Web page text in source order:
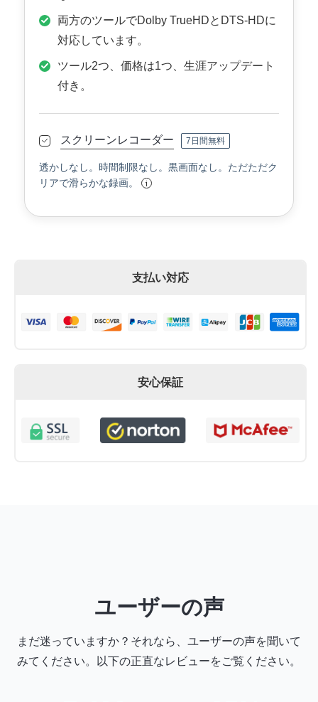
両方のツールでDolby TrueHDとDTS-HDに
対応しています。
ツール2つ、価格は1つ、生涯アップデート
付き。
スクリーンレコーダー 7日間無料
透かしなし。時間制限なし。黒画面なし。ただただク
リアで滑らかな録画。
支払い対応
安心保証
ユーザーの声
まだ迷っていますか？それなら、ユーザーの声を聞いて
みてください。以下の正直なレビューをご覧ください。